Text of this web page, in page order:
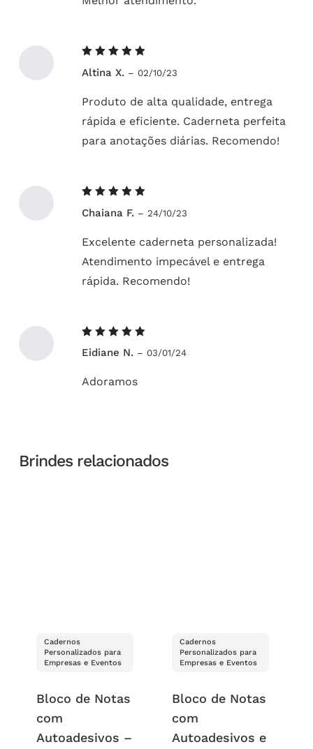
5de 5
Altina X. – 02/10/23
Produto de alta qualidade, entrega
rápida e eficiente. Caderneta perfeita
para anotações diárias. Recomendo!
5de 5
Chaiana F. – 24/10/23
Excelente caderneta personalizada!
Atendimento impecável e entrega
rápida. Recomendo!
5de 5
Eidiane N. – 03/01/24
Adoramos
Brindes relacionados
Cadernos
Personalizados para
Empresas e Eventos
Bloco de Notas
com
Autoadesivos –
Cadernos
Personalizados para
Empresas e Eventos
Bloco de Notas
com
Autoadesivos e